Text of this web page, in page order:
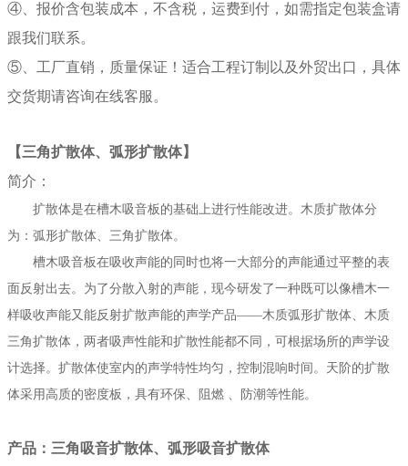
④、报价含包装成本，不含税，运费到付，如需指定包装盒请
跟我们联系。
⑤、工厂直销，质量保证！适合工程订制以及外贸出口，具体
交货期请咨询在线客服。
【三角扩散体、弧形扩散体】
简介：
扩散体是在槽木吸音板的基础上进行性能改进。木质扩散体分
为：弧形扩散体、三角扩散体。
槽木吸音板在吸收声能的同时也将一大部分的声能通过平整的表
面反射出去。为了分散入射的声能，现今研发了一种既可以像槽木一
样吸收声能又能反射扩散声能的声学产品——木质弧形扩散体、木质
三角扩散体，两者吸声性能和扩散性能都不同，可根据场所的声学设
计选择。扩散体使室内的声学特性均匀，控制混响时间。天阶的扩散
体采用高质的密度板，具有环保、阻燃 、防潮等性能。
产品：三角吸音扩散体、弧形吸音扩散体